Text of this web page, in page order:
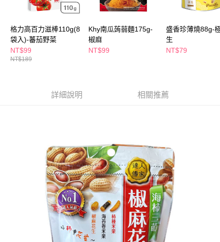
AFTEE先享後付是「在收到商品之後才付款」的支付方式。 讓您購物簡單
２．便利：只要手機號碼，簡訊認證，即可結帳。
３．安心：先確認商品／服務後，再付款。
【「AFTEE先享後付」結帳流程】
３．收到繳費通知簡訊後14天內，點擊此簡訊中的連結，可透過四大超商／
是否繳費成功／繳費後需取消欲退款等相關疑問，請聯繫「AFTEE先享後付
客戶支援中心」https://netprotections.freshdesk.com/support/home
【注意事項】
１．透過由恩沛科技股份有限公司提供之「AFTEE先享後付」服務完成之交
易，需依本服務之必要範圍內提供個人資料，並將交易相關給付款項請求債
權轉讓予恩沛科技股份有限公司。
２．關於個人資料處理事宜，請瀏覽以下網址：
https://aftee.tw/terms/#terms3
３．未成年的使用者請事先徵得法定代理人或監護人之同意方可使用
「AFTEE先享後付」，若未經同意申辦者引起之損失，本公司不負相關責
運送方式
全家取貨付款
每筆NT$65，滿NT$390(含以上)免運費
每筆NT$65，滿NT$490(含以上)免運費
7-11取貨付款
每筆NT$65，滿NT$490(含以上)免運費
付款後7-11取貨
每筆NT$65，滿NT$490(含以上)免運費
格力高百力滋棒110g(8
袋入)-蕃茄野菜
NT$99
NT$189
Khy南瓜蒟蒻麵175g-
椒麻
NT$99
盛香珍薄燒88g-
生
NT$79
詳細說明 相關推薦